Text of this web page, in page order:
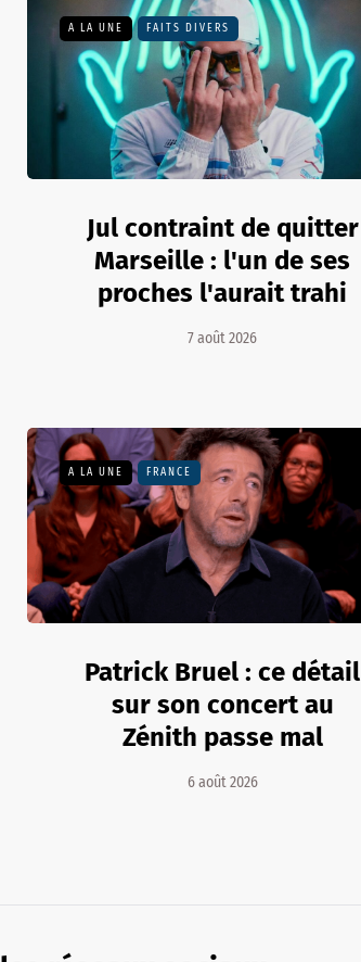
A LA UNE FAITS DIVERS
Jul contraint de quitter
Marseille : l'un de ses
proches l'aurait trahi
7 août 2026
A LA UNE FRANCE
Patrick Bruel : ce détail
sur son concert au
Zénith passe mal
6 août 2026